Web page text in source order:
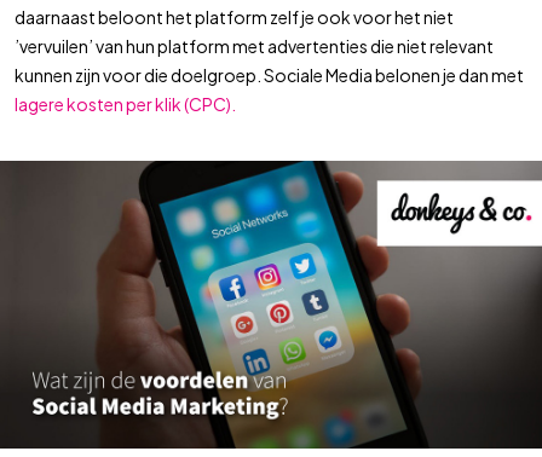
daarnaast beloont het platform zelf je ook voor het niet
’vervuilen’ van hun platform met advertenties die niet relevant
kunnen zijn voor die doelgroep. Sociale Media belonen je dan met
lagere kosten per klik (CPC).